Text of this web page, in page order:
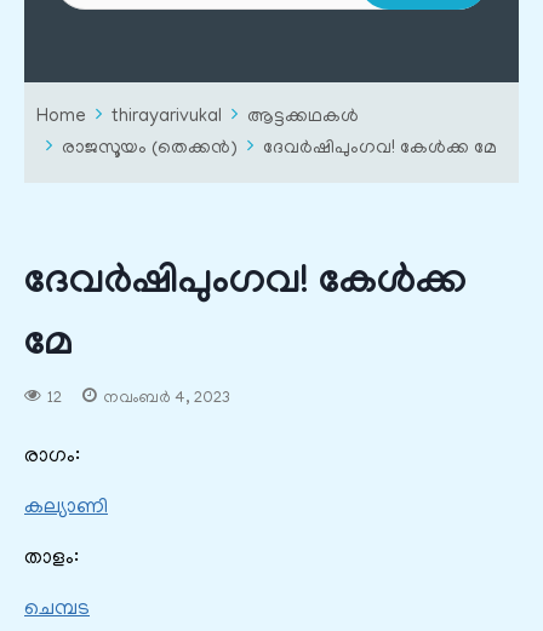
Home thirayarivukal
ആട്ടക്കഥകൾ
രാജസൂയം (തെക്കൻ)
ദേവർഷിപുംഗവ! കേൾക്ക മേ
ദേവർഷിപുംഗവ! കേൾക്ക
മേ
12 നവംബർ 4, 2023
രാഗം:
കല്യാണി
താളം:
ചെമ്പട